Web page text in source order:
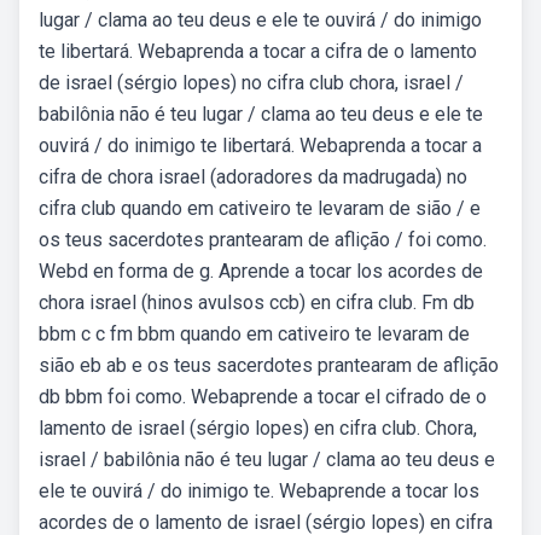
lugar / clama ao teu deus e ele te ouvirá / do inimigo
te libertará. Webaprenda a tocar a cifra de o lamento
de israel (sérgio lopes) no cifra club chora, israel /
babilônia não é teu lugar / clama ao teu deus e ele te
ouvirá / do inimigo te libertará. Webaprenda a tocar a
cifra de chora israel (adoradores da madrugada) no
cifra club quando em cativeiro te levaram de sião / e
os teus sacerdotes prantearam de aflição / foi como.
Webd en forma de g. Aprende a tocar los acordes de
chora israel (hinos avulsos ccb) en cifra club. Fm db
bbm c c fm bbm quando em cativeiro te levaram de
sião eb ab e os teus sacerdotes prantearam de aflição
db bbm foi como. Webaprende a tocar el cifrado de o
lamento de israel (sérgio lopes) en cifra club. Chora,
israel / babilônia não é teu lugar / clama ao teu deus e
ele te ouvirá / do inimigo te. Webaprende a tocar los
acordes de o lamento de israel (sérgio lopes) en cifra